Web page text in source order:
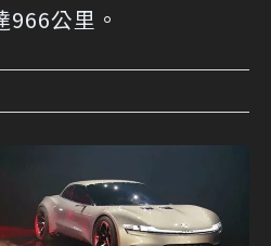
公里。